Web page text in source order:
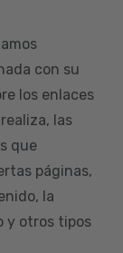
con su
los enlaces
las
que
páginas,
la
y otros tipos